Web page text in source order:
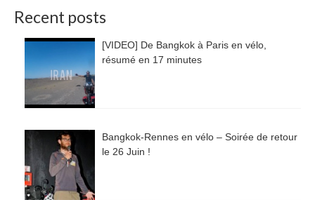
Recent posts
[VIDEO] De Bangkok à Paris en vélo,
résumé en 17 minutes
Bangkok-Rennes en vélo – Soirée de retour
le 26 Juin !